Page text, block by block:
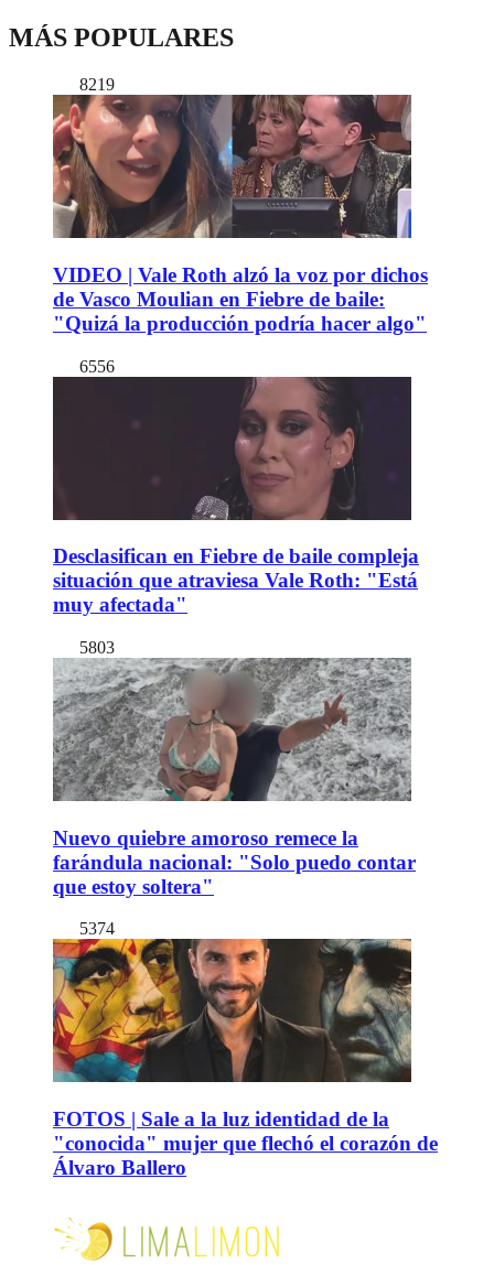
MÁS POPULARES
8219
VIDEO | Vale Roth alzó la voz por dichos
de Vasco Moulian en Fiebre de baile:
"Quizá la producción podría hacer algo"
6556
Desclasifican en Fiebre de baile compleja
situación que atraviesa Vale Roth: "Está
muy afectada"
5803
Nuevo quiebre amoroso remece la
farándula nacional: "Solo puedo contar
que estoy soltera"
5374
FOTOS | Sale a la luz identidad de la
"conocida" mujer que flechó el corazón de
Álvaro Ballero